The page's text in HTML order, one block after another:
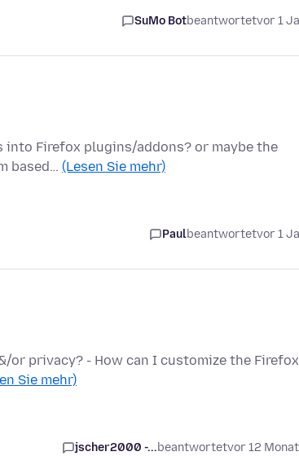
SuMo Botbeantwortetvor 1
into Firefox plugins/addons? or maybe the
based… (Lesen Sie mehr)
Paulbeantwortetvor 1
privacy? - How can I customize the Firefox
Sie mehr)
jscher2000 -...beantwortetvor 12